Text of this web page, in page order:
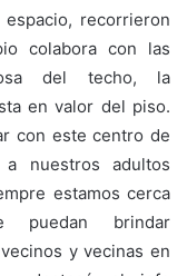
recorrieron
colabora con las
del techo, la
en valor del piso.
con este centro de
nuestros adultos
estamos cerca
puedan brindar
y vecinas en